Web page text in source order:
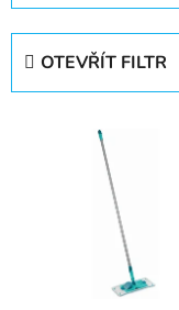
z
OTEVŘÍT FILTR